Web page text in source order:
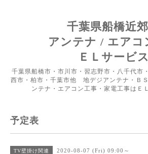
千葉県船橋近
アンテナ / エアコ
ＥＬサービス
千葉県船橋市・市川市・習志野市・八千代市
西市・柏市・千葉市他 地デジアンテナ・Ｂ
ンテナ・エアコン工事・家電工事はＥ
予定表
TV壁掛け関連 2020-08-07 (Fri) 09:00～